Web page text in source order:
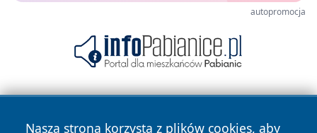
autopromocja
Nasza strona korzysta z plików cookies, aby